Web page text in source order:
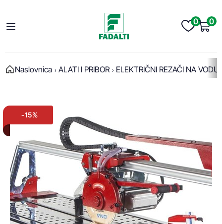
0 0
Naslovnica ALATI I PRIBOR ELEKTRIČNI REZAČI NA VODU
-15%